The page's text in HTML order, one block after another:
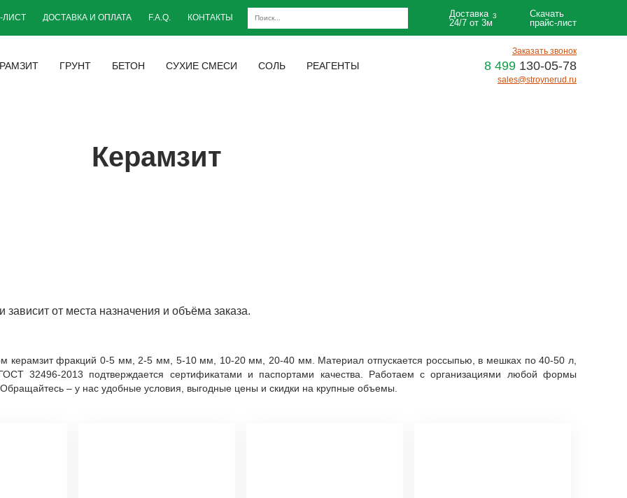
ЛИСТ ДОСТАВКА И ОПЛАТА F.A.Q. КОНТАКТЫ
Доставка
24/7 от 3м
3
Скачать
прайс-лист
ГРУНТ БЕТОН СУХИЕ СМЕСИ СОЛЬ РЕАГЕНТЫ
Заказать звонок
8 499 130-05-78
sales@stroynerud.ru
Керамзит
зависит от места назначения и объёма заказа.
керамзит фракций 0-5 мм, 2-5 мм, 5-10 мм, 10-20 мм, 20-40 мм. Материал отпускается россыпью, в мешках по 40-50 л,
32496-2013 подтверждается сертификатами и паспортами качества. Работаем с организациями любой формы
– у нас удобные условия, выгодные цены и скидки на крупные объемы.